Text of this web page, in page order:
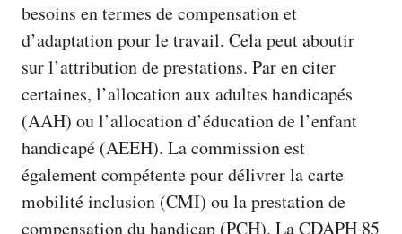
besoins en termes de compensation et
d’adaptation pour le travail. Cela peut aboutir
sur l’attribution de prestations. Par en citer
certaines, l’allocation aux adultes handicapés
(AAH) ou l’allocation d’éducation de l’enfant
handicapé (AEEH). La commission est
également compétente pour délivrer la carte
mobilité inclusion (CMI) ou la prestation de
compensation du handicap (PCH). La CDAPH 85